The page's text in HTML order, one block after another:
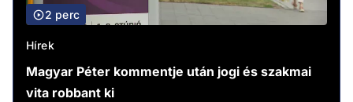
2 perc
Hírek
Magyar Péter kommentje után jogi és szakmai
vita robbant ki